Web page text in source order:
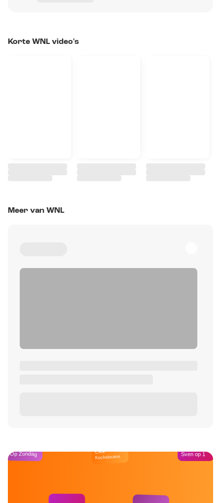
Korte WNL video's
Meer van WNL
Op Zondag Café
Kockelmann Sven op 1